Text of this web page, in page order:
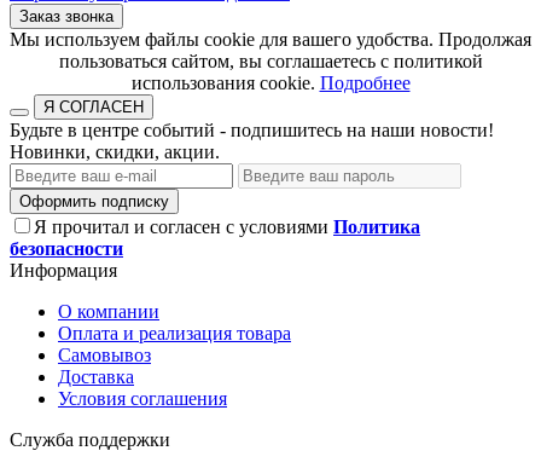
Заказ звонка
​​​​​​​Мы используем файлы cookie для вашего удобства. Продолжая
пользоваться сайтом, вы соглашаетесь с политикой
использования cookie.​​​​​​​ Подробнее
Я СОГЛАСЕН
Будьте в центре событий - подпишитесь на наши новости!
Новинки, скидки, акции.
Оформить подписку
Я прочитал и согласен с условиями Политика
безопасности
Информация
О компании
Оплата и реализация товара
Самовывоз
Доставка
Условия соглашения
Служба поддержки